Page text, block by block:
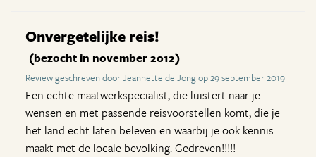
Onvergetelijke reis!
(bezocht in november 2012)
Review geschreven door Jeannette de Jong op 29 september 2019
Een echte maatwerkspecialist, die luistert naar je
wensen en met passende reisvoorstellen komt, die je
het land echt laten beleven en waarbij je ook kennis
maakt met de locale bevolking. Gedreven!!!!!